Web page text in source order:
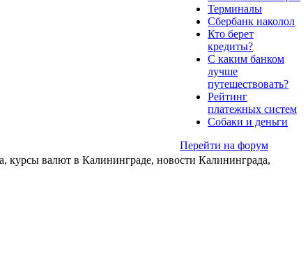
Терминалы
Сбербанк наколол
Кто берет
кредиты?
С каким банком
лучше
путешествовать?
Рейтинг
платежных систем
Собаки и деньги
Перейти на форум
курсы валют в Калининграде, новости Калининграда,